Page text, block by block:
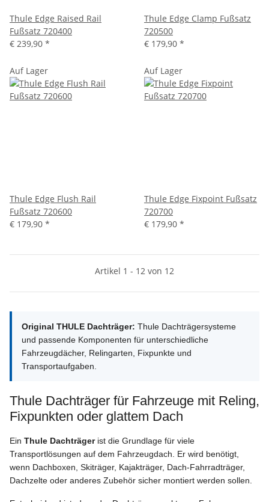
Thule Edge Raised Rail
Fußsatz 720400
€ 239,90 *
Thule Edge Clamp Fußsatz
720500
€ 179,90 *
Auf Lager
Thule Edge Flush Rail
Fußsatz 720600
€ 179,90 *
Auf Lager
Thule Edge Fixpoint Fußsatz
720700
€ 179,90 *
Artikel 1 - 12 von 12
Original THULE Dachträger: Thule Dachträgersysteme
und passende Komponenten für unterschiedliche
Fahrzeugdächer, Relingarten, Fixpunkte und
Transportaufgaben.
Thule Dachträger für Fahrzeuge mit Reling,
Fixpunkten oder glattem Dach
Ein Thule Dachträgerist die Grundlage für viele
Transportlösungen auf dem Fahrzeugdach. Er wird benötigt,
wenn Dachboxen, Skiträger, Kajakträger, Dach-Fahrradträger,
Dachzelte oder anderes Zubehör sicher montiert werden sollen.